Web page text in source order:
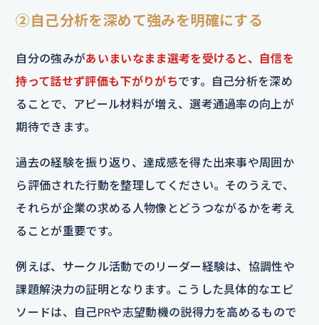
②自己分析を深めて強みを明確にする
自分の強みがあいまいなまま選考を受けると、自信を
持って話せず評価も下がりがちです。自己分析を深め
ることで、アピール材料が増え、選考通過率の向上が
期待できます。
過去の経験を振り返り、達成感を得た出来事や周囲か
ら評価された行動を整理してください。そのうえで、
それらが企業の求める人物像とどうつながるかを考え
ることが重要です。
例えば、サークル活動でのリーダー経験は、協調性や
課題解決力の証明となります。こうした具体的なエピ
ソードは、自己PRや志望動機の説得力を高めるもので